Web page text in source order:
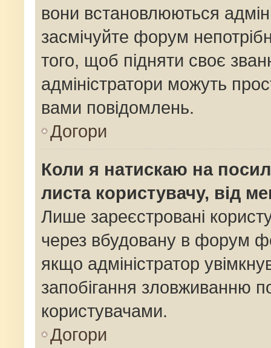
вони встановлюються
засмічуйте форум
того, щоб підняти своє
адміністратори можуть
вами повідомлень.
Догори
Коли я натискаю на
листа користувачу, від
Лише зареєстровані
через вбудовану в форум
якщо адміністратор
запобігання зловживанню
користувачами.
Догори